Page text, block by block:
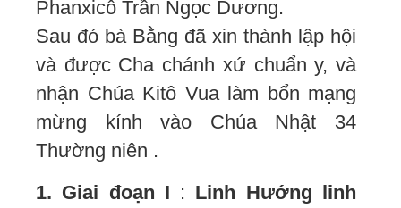
Phanxicô Trần Ngọc Dương.
Sau đó bà Bằng đã xin thành lập hội
và được Cha chánh xứ chuẩn y, và
nhận Chúa Kitô Vua làm bổn mạng
mừng kính vào Chúa Nhật 34
Thường niên .
1. Giai đoạn I : Linh Hướng linh